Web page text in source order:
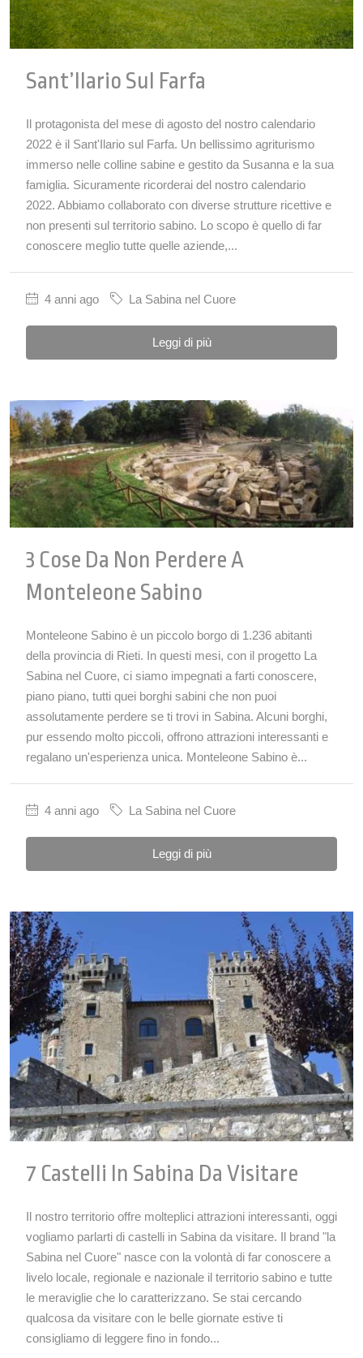
Sant’Ilario Sul Farfa
Il protagonista del mese di agosto del nostro calendario
2022 è il Sant'Ilario sul Farfa. Un bellissimo agriturismo
immerso nelle colline sabine e gestito da Susanna e la sua
famiglia. Sicuramente ricorderai del nostro calendario
2022. Abbiamo collaborato con diverse strutture ricettive e
non presenti sul territorio sabino. Lo scopo è quello di far
conoscere meglio tutte quelle aziende,...
4 anni ago La Sabina nel Cuore
Leggi di più
3 Cose Da Non Perdere A
Monteleone Sabino
Monteleone Sabino è un piccolo borgo di 1.236 abitanti
della provincia di Rieti. In questi mesi, con il progetto La
Sabina nel Cuore, ci siamo impegnati a farti conoscere,
piano piano, tutti quei borghi sabini che non puoi
assolutamente perdere se ti trovi in Sabina. Alcuni borghi,
pur essendo molto piccoli, offrono attrazioni interessanti e
regalano un'esperienza unica. Monteleone Sabino è...
4 anni ago La Sabina nel Cuore
Leggi di più
7 Castelli In Sabina Da Visitare
Il nostro territorio offre molteplici attrazioni interessanti, oggi
vogliamo parlarti di castelli in Sabina da visitare. Il brand "la
Sabina nel Cuore" nasce con la volontà di far conoscere a
livelo locale, regionale e nazionale il territorio sabino e tutte
le meraviglie che lo caratterizzano. Se stai cercando
qualcosa da visitare con le belle giornate estive ti
consigliamo di leggere fino in fondo...